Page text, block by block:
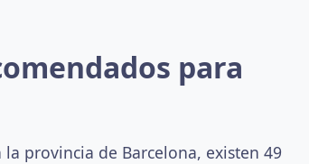
para
provincia de Barcelona, existen 49